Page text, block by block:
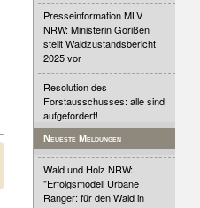
Presseinformation MLV
NRW: Ministerin Gorißen
stellt Waldzustandsbericht
2025 vor
Resolution des
Forstausschusses: alle sind
aufgefordert!
Neueste Meldungen
Wald und Holz NRW:
"Erfolgsmodell Urbane
Ranger: für den Wald in